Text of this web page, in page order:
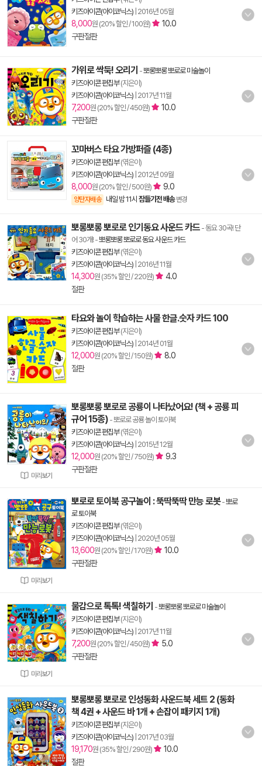
키즈아이콘(아이코닉스) 2016년 05월
8,000원 (20% 할인 / 100원)
10.0
구판절판
가위로 싹둑! 오리기 -뽀롱뽀롱 뽀로로 미술놀이
키즈아이콘 편집부(지은이)
키즈아이콘(아이코닉스) 2017년 11월
7,200원 (20% 할인 / 450원)
10.0
구판절판
꼬마버스 타요 가방퍼즐 (4종)
키즈아이콘 편집부(엮은이)
키즈아이콘(아이코닉스) 2012년 09월
8,000원 (20% 할인 / 500원) 9.0
양탄자배송 내일 밤 11시 잠들기전 배송 변경
뽀롱뽀롱 뽀로로 인기동요 사운드 카드 - 동요 30곡! 단
어 30개!-뽀롱뽀롱 뽀로로 동요 사운드 카드
키즈아이콘 편집부(엮은이)
키즈아이콘(아이코닉스) 2016년 11월
14,300원 (35% 할인 / 220원)
4.0
절판
타요와 놀이 학습하는 사물 한글.숫자 카드 100
키즈아이콘 편집부(지은이)
키즈아이콘(아이코닉스) 2014년 01월
12,000원 (20% 할인 / 150원)
8.0
절판
미리보기
뽀롱뽀롱 뽀로로 공룡이 나타났어요! (책 + 공룡 피
규어 15종) - 뽀로로 공룡 놀이 토이북
키즈아이콘 편집부(엮은이)
키즈아이콘(아이코닉스) 2015년 12월
12,000원 (20% 할인 / 750원)
9.3
구판절판
미리보기
뽀로로 토이북 공구놀이 : 뚝딱뚝딱 만능 로봇-뽀로
로 토이북
키즈아이콘 편집부(엮은이)
키즈아이콘(아이코닉스) 2020년 05월
13,600원 (20% 할인 / 170원)
10.0
구판절판
미리보기
물감으로 톡톡! 색칠하기 -뽀롱뽀롱 뽀로로 미술놀이
키즈아이콘 편집부(지은이)
키즈아이콘(아이코닉스) 2017년 11월
7,200원 (20% 할인 / 450원)
5.0
구판절판
뽀롱뽀롱 뽀로로 인성동화 사운드북 세트 2 (동화
책 4권 + 사운드 바 1개 + 손잡이 패키지 1개)
키즈아이콘 편집부(지은이)
키즈아이콘(아이코닉스) 2017년 03월
19,170원 (35% 할인 / 290원)
10.0
절판